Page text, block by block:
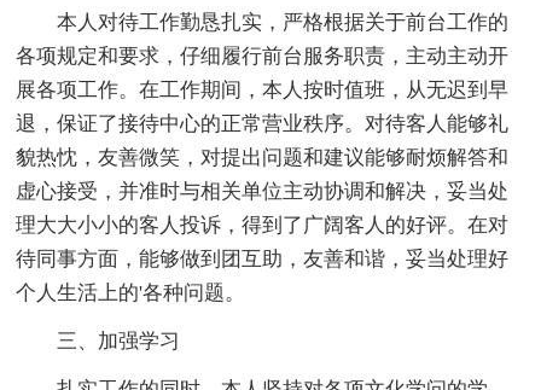
本人对待工作勤恳扎实，严格根据关于前台工作的
各项规定和要求，仔细履行前台服务职责，主动主动开
展各项工作。在工作期间，本人按时值班，从无迟到早
退，保证了接待中心的正常营业秩序。对待客人能够礼
貌热忱，友善微笑，对提出问题和建议能够耐烦解答和
虚心接受，并准时与相关单位主动协调和解决，妥当处
理大大小小的客人投诉，得到了广阔客人的好评。在对
待同事方面，能够做到团互助，友善和谐，妥当处理好
个人生活上的'各种问题。
三、加强学习